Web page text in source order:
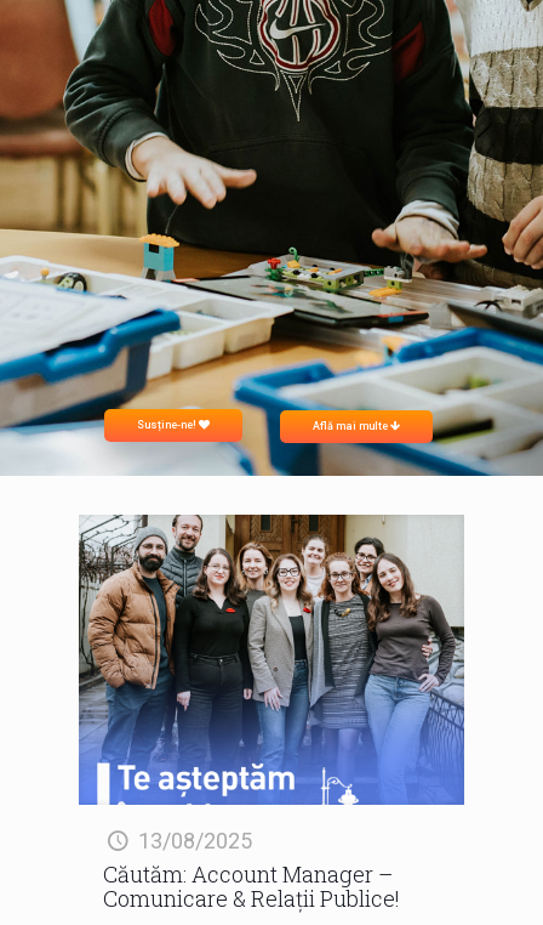
Află mai multe
Susține-ne!
13/08/2025
Căutăm: Account Manager –
Comunicare & Relații Publice!